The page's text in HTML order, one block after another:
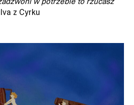
z Cyrku